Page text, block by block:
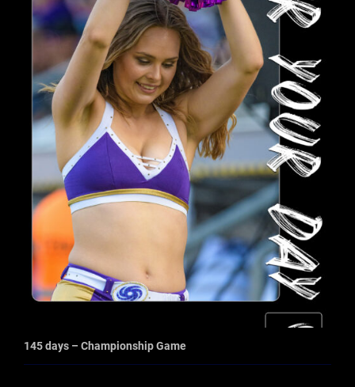
145 days – Championship Game